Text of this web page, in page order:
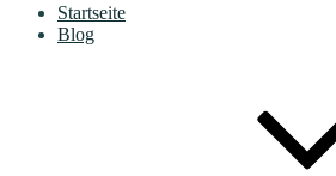
Startseite
Blog